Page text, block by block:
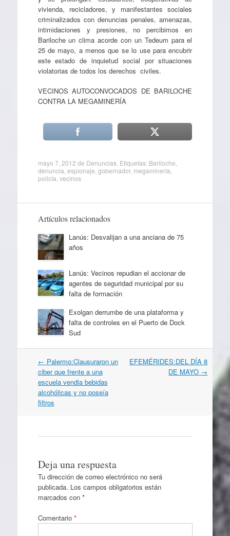
vivienda, recicladores, y manifestantes sociales
criminalizados con denuncias penales, amenazas,
intimidaciones y presiones, no percibimos en
Bariloche un clima acorde con un Tedeum para el
25 de mayo, a menos que se lo use para encubrir
este estado de inquietud social por situaciones
violatorias de todos los derechos civiles.
VECINOS AUTOCONVOCADOS DE BARILOCHE
CONTRA LA MEGAMINERÍA
mayo 7, 2012 de Denuncias. Etiquetas: Bariloche
denuncia espionaje gobernador, megaminería
policía vecinos
Artículos relacionados
Lanús: Desvalijan a una anciana de 75
años
Lanús: Vecinos repudian el accionar de
agentes de seguridad municipal por su
falta de formación
Exolgan derrumbe de una plataforma y
falta de controles en el Puerto de Dock
Sud
Navegación
por
artículos
← Palermo:Clausuraron un
ciber que frente a una
escuela vendia bebidas
alcohólicas y no poseía
filtros
EFEMÉRIDES:DEL DÍA 8
DE MAYO →
Deja una respuesta
Tu dirección de correo electrónico no será
publicada. Los campos obligatorios están
marcados con *
Comentario *